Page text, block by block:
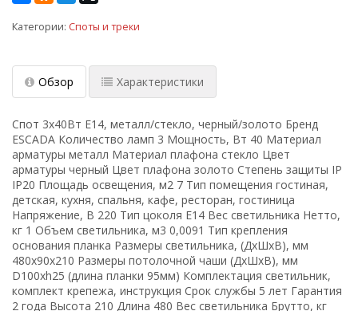
Категории: Споты и треки
Обзор Характеристики
Спот 3x40Вт E14, металл/стекло, черный/золото Бренд
ESCADA Количество ламп 3 Мощность, Вт 40 Материал
арматуры металл Материал плафона стекло Цвет
арматуры черный Цвет плафона золото Степень защиты IP
IP20 Площадь освещения, м2 7 Тип помещения гостиная,
детская, кухня, спальня, кафе, ресторан, гостиница
Напряжение, В 220 Тип цоколя E14 Вес светильника Нетто,
кг 1 Объем светильника, м3 0,0091 Тип крепления
основания планка Размеры светильника, (ДхШхВ), мм
480x90x210 Размеры потолочной чаши (ДхШхВ), мм
D100xh25 (длина планки 95мм) Комплектация светильник,
комплект крепежа, инструкция Срок службы 5 лет Гарантия
2 года Высота 210 Длина 480 Вес светильника Брутто, кг